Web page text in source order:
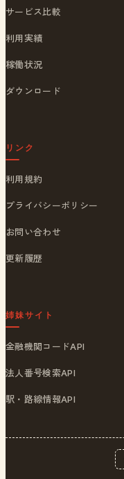
サービス比較
利用実績
稼働状況
ダウンロード
リンク
利用規約
プライバシーポリシー
お問い合わせ
更新履歴
姉妹サイト
金融機関コードAPI
法人番号検索API
駅・路線情報API